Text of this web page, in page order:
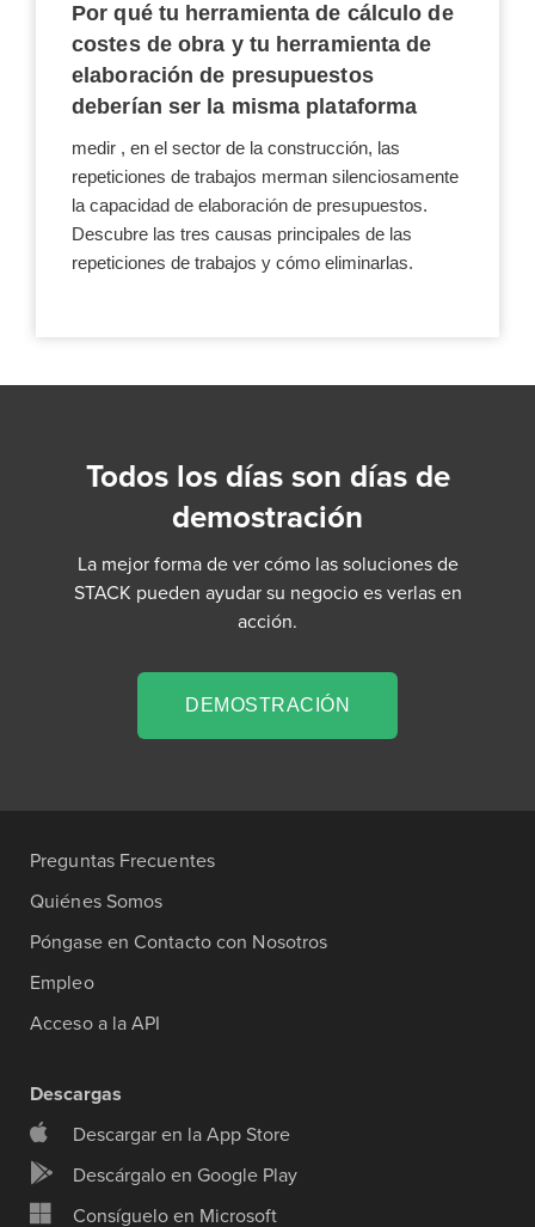
Por qué tu herramienta de cálculo de
costes de obra y tu herramienta de
elaboración de presupuestos
deberían ser la misma plataforma
medir , en el sector de la construcción, las
repeticiones de trabajos merman silenciosamente
la capacidad de elaboración de presupuestos.
Descubre las tres causas principales de las
repeticiones de trabajos y cómo eliminarlas.
Todos los días son días de
demostración
La mejor forma de ver cómo las soluciones de
STACK pueden ayudar su negocio es verlas en
acción.
DEMOSTRACIÓN
Preguntas Frecuentes
Quiénes Somos
Póngase en Contacto con Nosotros
Empleo
Acceso a la API
Descargas
Descargar en la App Store
Descárgalo en Google Play
Consíguelo en Microsoft